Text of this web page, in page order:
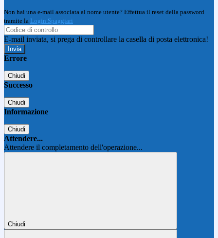
Non hai una e-mail associata al nome utente? Effettua il reset della password
tramite la Login Spaggiari
E-mail inviata, si prega di controllare la casella di posta elettronica!
Errore
Chiudi
Successo
Chiudi
Informazione
Chiudi
Attendere...
Attendere il completamento dell'operazione...
Chiudi